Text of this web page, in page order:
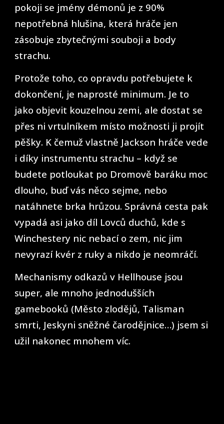
pokoji se jmény démonů je z 90%
nepotřebná hlušina, která hráče jen
zásobuje zbytečnými souboji a body
strachu.
Protože toho, co opravdu potřebujete k
dokončení, je naprosté minimum. Je to
jako objevit kouzelnou zemi, ale dostat se
přes ni vrtulníkem místo možnosti ji projít
pěšky. K čemuž vlastně Jackson hráče vede
i díky instrumentu strachu – když se
budete potloukat po Dromově baráku moc
dlouho, buď vás něco sejme, nebo
natáhnete brka hrůzou. Správná cesta pak
vypadá asi jako díl Lovců duchů, kde s
Winchestery nic nebací o zem, nic jim
nevyrazí kvér z ruky a nikdo je neomráčí.
Mechanismy odkazů v Hellhouse jsou
super, ale mnoho jednodušších
gamebooků (Město zlodějů, Talisman
smrti, Jeskyni sněžné čarodějnice…) jsem si
užil nakonec mnohem víc.